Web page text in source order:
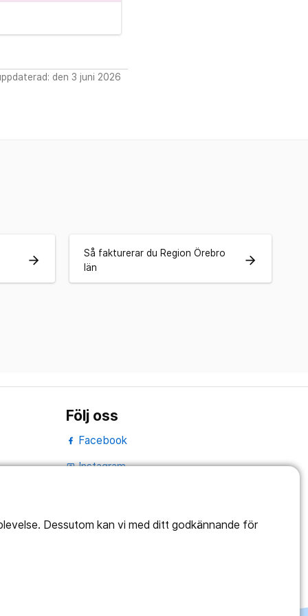
Dessutom kan vi med ditt godkännande för
den 3 juni 2026
arrow_forward
Så fakturerar du Region Örebro
län
arrow_forward
Följ oss
Facebook
portraitInstagram